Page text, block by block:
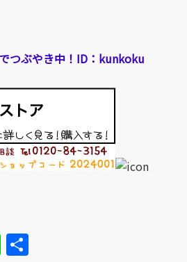
つぶやき中！ID：kunkoku
Line